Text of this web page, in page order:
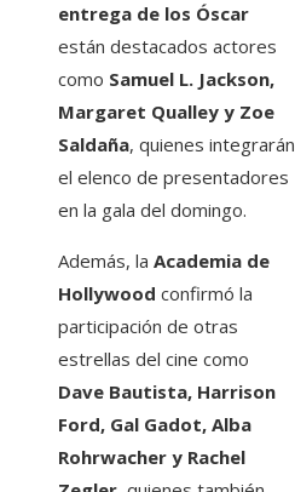
entrega de los Óscar
están destacados actores
como Samuel L. Jackson,
Margaret Qualley y Zoe
Saldaña, quienes integrarán
el elenco de presentadores
en la gala del domingo.
Además, la Academia de
Hollywood confirmó la
participación de otras
estrellas del cine como
Dave Bautista, Harrison
Ford, Gal Gadot, Alba
Rohrwacher y Rachel